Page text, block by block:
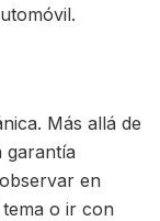
Más allá de
garantía
en
o ir con